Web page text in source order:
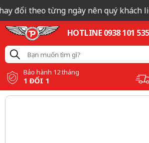
đổi theo từng ngày nên quý khách
HOTLINE 0938 101 535
Bảo hành 12 tháng
1 ĐỔI 1